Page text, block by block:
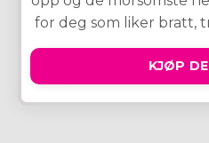
for deg som liker bratt,
KJØP